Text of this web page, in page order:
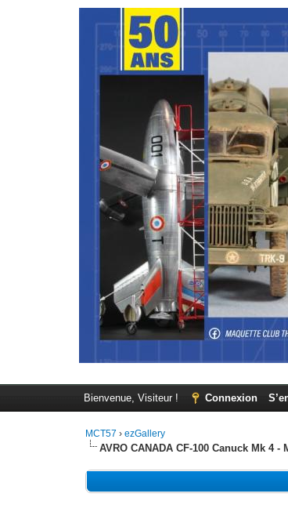
Bienvenue, Visiteur ! Connexion
MCT57 ›ezGallery
AVRO CANADA CF-100 Canuck Mk 4 -